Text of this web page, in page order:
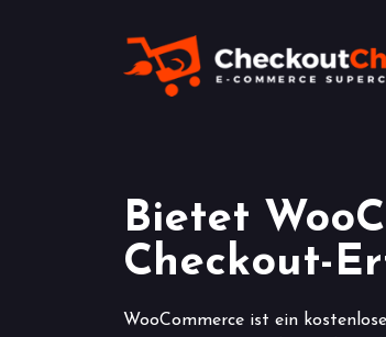
Bietet
Checkout-
WooCommerce ist ein